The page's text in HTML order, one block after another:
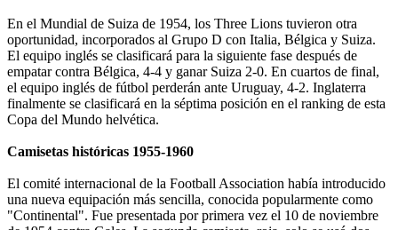
En el Mundial de Suiza de 1954, los Three Lions tuvieron otra
oportunidad, incorporados al Grupo D con Italia, Bélgica y Suiza.
El equipo inglés se clasificará para la siguiente fase después de
empatar contra Bélgica, 4-4 y ganar Suiza 2-0. En cuartos de final,
el equipo inglés de fútbol perderán ante Uruguay, 4-2. Inglaterra
finalmente se clasificará en la séptima posición en el ranking de esta
Copa del Mundo helvética.
Camisetas históricas 1955-1960
El comité internacional de la Football Association había introducido
una nueva equipación más sencilla, conocida popularmente como
"Continental". Fue presentada por primera vez el 10 de noviembre